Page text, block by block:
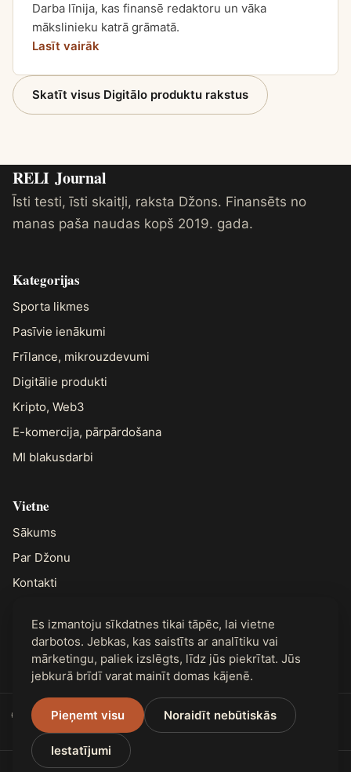
Darba līnija, kas finansē redaktoru un vāka
mākslinieku katrā grāmatā.
Lasīt vairāk
Skatīt visus Digitālo produktu rakstus
RELI Journal
Īsti testi, īsti skaitļi, raksta Džons. Finansēts no
manas paša naudas kopš 2019. gada.
Kategorijas
Sporta likmes
Pasīvie ienākumi
Frīlance, mikrouzdevumi
Digitālie produkti
Kripto, Web3
E-komercija, pārpārdošana
MI blakusdarbi
Vietne
Sākums
Par Džonu
Kontakti
Juridiskā informācija
Privātums
🌐 Pieejams 31 valodā
Es izmantoju sīkdatnes tikai tāpēc, lai vietne
darbotos. Jebkas, kas saistīts ar analītiku vai
mārketingu, paliek izslēgts, līdz jūs piekrītat. Jūs
jebkurā brīdī varat mainīt domas kājenē.
Pieņemt visu Noraidīt nebūtiskās
Iestatījumi